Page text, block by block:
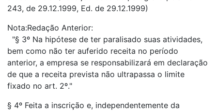
243, de 29.12.1999, Ed. de 29.12.1999)
Nota:Redação Anterior:
"§ 3º Na hipótese de ter paralisado suas atividades,
bem como não ter auferido receita no período
anterior, a empresa se responsabilizará em declaração
de que a receita prevista não ultrapassa o limite
fixado no art. 2º."
§ 4º Feita a inscrição e, independentemente da